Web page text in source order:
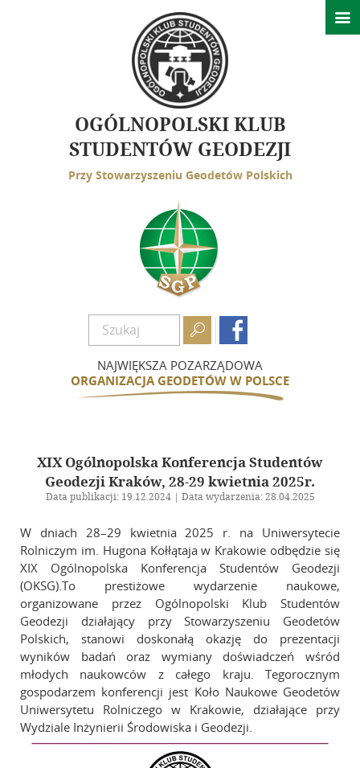
OGÓLNOPOLSKI KLUB
STUDENTÓW GEODEZJI
Przy Stowarzyszeniu Geodetów Polskich
 
NAJWIĘKSZA POZARZĄDOWA
ORGANIZACJA GEODETÓW W POLSCE

Wydarzenia
Ważne informacje
Konferencje
Spotkania
GeoAzymuty
Działalność
Struktura
Rys historyczny
XIX Ogólnopolska Konferencja Studentów
Geodezji Kraków, 28-29 kwietnia 2025r.
Data publikacji: 19.12.2024 | Data wydarzenia: 28.04.2025
W dniach 28–29 kwietnia 2025 r. na Uniwersytecie
Rolniczym im. Hugona Kołłątaja w Krakowie odbędzie się
XIX Ogólnopolska Konferencja Studentów Geodezji
(OKSG).To prestiżowe wydarzenie naukowe,
organizowane przez Ogólnopolski Klub Studentów
Geodezji działający przy Stowarzyszeniu Geodetów
Polskich, stanowi doskonałą okazję do prezentacji
wyników badań oraz wymiany doświadczeń wśród
młodych naukowców z całego kraju. Tegorocznym
gospodarzem konferencji jest Koło Naukowe Geodetów
Uniwersytetu Rolniczego w Krakowie, działające przy
Wydziale Inżynierii Środowiska i Geodezji.